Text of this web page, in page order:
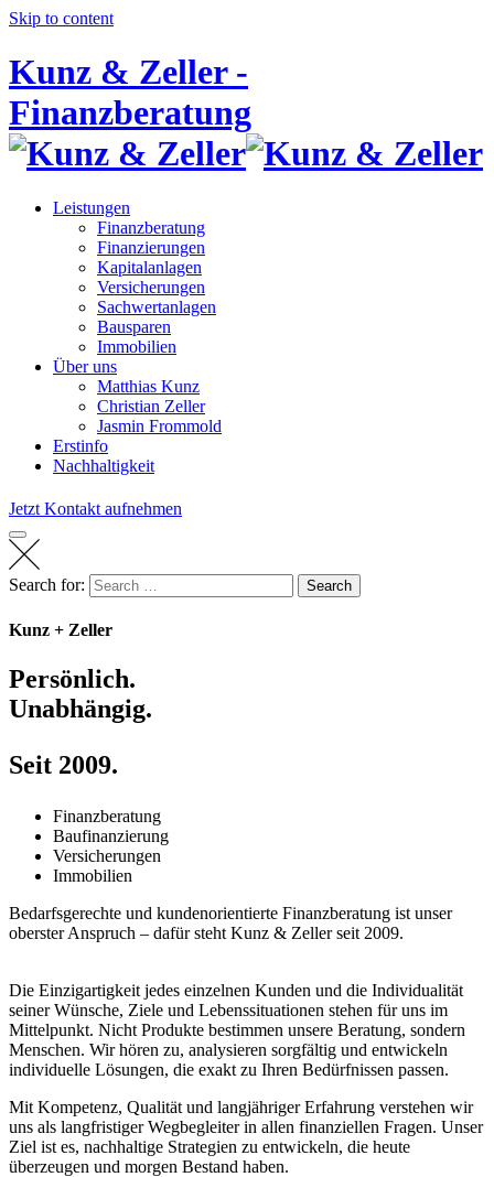
Skip to content
Kunz & Zeller -
Finanzberatung
Leistungen
Finanzberatung
Finanzierungen
Kapitalanlagen
Versicherungen
Sachwertanlagen
Bausparen
Immobilien
Über uns
Matthias Kunz
Christian Zeller
Jasmin Frommold
Erstinfo
Nachhaltigkeit
Jetzt Kontakt aufnehmen
Search for: Search
Kunz + Zeller
Persönlich.
Unabhängig.
Seit 2009.
Finanzberatung
Baufinanzierung
Versicherungen
Immobilien
Bedarfsgerechte und kundenorientierte Finanzberatung ist unser
oberster Anspruch – dafür steht Kunz & Zeller seit 2009.
Die Einzigartigkeit jedes einzelnen Kunden und die Individualität
seiner Wünsche, Ziele und Lebenssituationen stehen für uns im
Mittelpunkt. Nicht Produkte bestimmen unsere Beratung, sondern
Menschen. Wir hören zu, analysieren sorgfältig und entwickeln
individuelle Lösungen, die exakt zu Ihren Bedürfnissen passen.
Mit Kompetenz, Qualität und langjähriger Erfahrung verstehen wir
uns als langfristiger Wegbegleiter in allen finanziellen Fragen. Unser
Ziel ist es, nachhaltige Strategien zu entwickeln, die heute
überzeugen und morgen Bestand haben.